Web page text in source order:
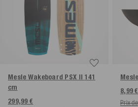
Mesle Wakeboard PSX II 141
cm
299,99 €
8,99 €
Prix